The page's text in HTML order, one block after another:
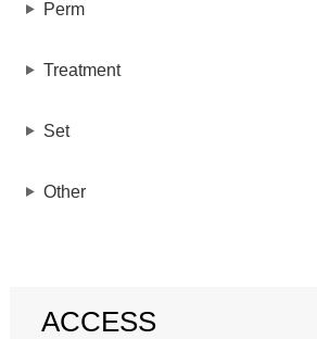
Perm
Treatment
Set
Other
ACCESS